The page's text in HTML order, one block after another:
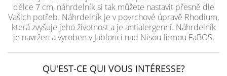
délce 7 cm, náhrdelník si tak můžete nastavit přesně dle
Vašich potřeb. Náhrdelník je v povrchové úpravě Rhodium,
která zvyšuje jeho životnost a je antialergenní. Náhrdelník
je navržen a vyroben v Jablonci nad Nisou firmou FaBOS.
QU'EST-CE QUI VOUS INTÉRESSE?